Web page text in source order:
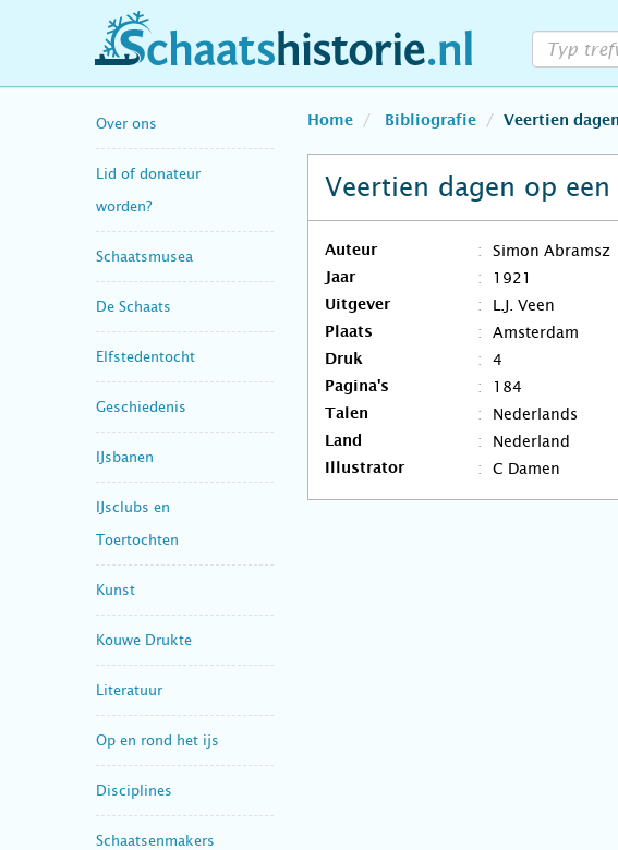
schaatshistorie.nl
Over ons
Lid of donateur
worden?
Schaatsmusea
De Schaats
Elfstedentocht
Geschiedenis
IJsbanen
IJsclubs en
Toertochten
Kunst
Kouwe Drukte
Literatuur
Op en rond het ijs
Disciplines
Schaatsenmakers
Home Bibliografie Veertien
Veertien dagen op
Auteur Simon Abramsz
Jaar 1921
Uitgever L.J. Veen
Plaats Amsterdam
Druk 4
Pagina's 184
Talen Nederlands
Land Nederland
Illustrator C Damen